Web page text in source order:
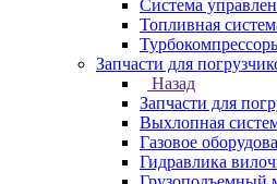
Система
Топливная
Запчасти для
Назад
Запчасти для
Выхлопная
Газовое
Гидравлика